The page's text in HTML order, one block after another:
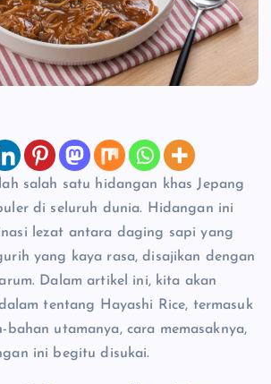
salah satu hidangan khas Jepang
di seluruh dunia. Hidangan ini
lezat antara daging sapi yang
yang kaya rasa, disajikan dengan
Dalam artikel ini, kita akan
tentang Hayashi Rice, termasuk
bahan utamanya, cara memasaknya,
ini begitu disukai.